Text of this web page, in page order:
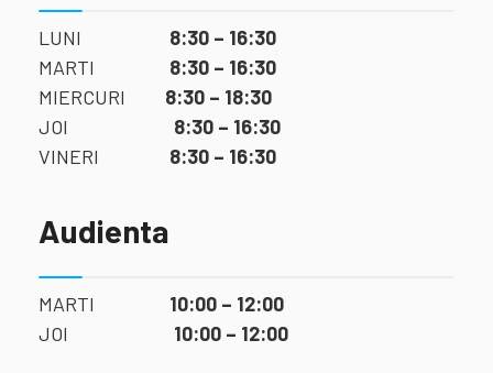
LUNI 8:30 – 16:30
MARTI 8:30 – 16:30
MIERCURI 8:30 – 18:30
JOI 8:30 – 16:30
VINERI 8:30 – 16:30
Audienta
MARTI 10:00 – 12:00
JOI 10:00 – 12:00